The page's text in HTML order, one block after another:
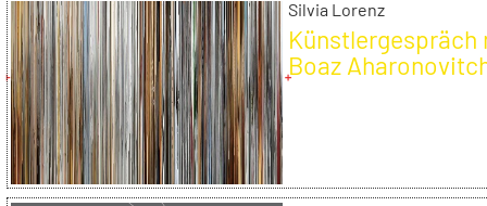
Silvia Lorenz
Künstlergespräch
Boaz